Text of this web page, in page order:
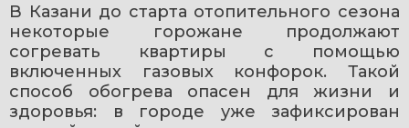
В Казани до старта отопительного сезона
некоторые горожане продолжают
согревать квартиры с помощью
включенных газовых конфорок. Такой
способ обогрева опасен для жизни и
здоровья: в городе уже зафиксирован